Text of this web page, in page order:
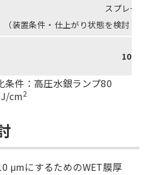
スプレー
（装置条件・仕上がり状態を検討し、
10 μm
件：高圧水銀ランプ80
cm2
μmにするためのWET膜厚